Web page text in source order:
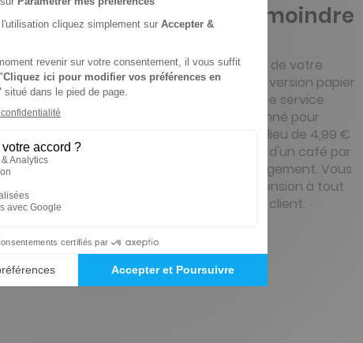
Abonnez-vous à moindre
prix
Au moment de la souscription de votre
abonnement au magazine en version papier
ou numérique, bénéficiez de ce service
mobilité au tarif privilégié Abonné pour
seulement 0,49€ par mois au lieu de 4,99 €
par mois soit moins que le prix d'un café par
jour. Ce service est sans engagement. Vous
pourrez en demander la suspension à tout
moment depuis votre espace client.